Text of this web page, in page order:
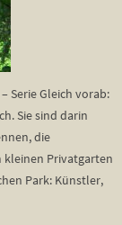
Serie Gleich vorab:
Sie sind darin
die
kleinen Privatgarten
Park: Künstler,